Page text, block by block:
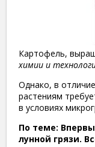
Картофель,
химии и
Однако, в
растениям
в условиях
По теме:
лунной грязи.